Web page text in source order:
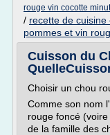
rouge vin cocotte
/ recette de
pommes et vin
Cuisson du
Choisir un chou
Comme son nom
rouge foncé
de la famille des